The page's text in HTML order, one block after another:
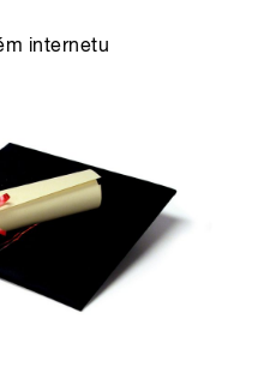
internetu